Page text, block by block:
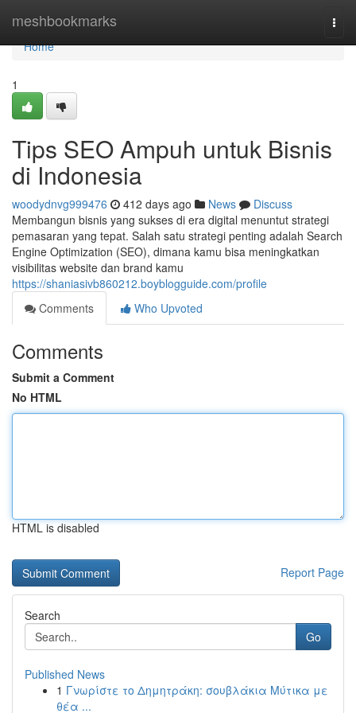
meshbookmarks
Home
Home
1
Tips SEO Ampuh untuk Bisnis
di Indonesia
woodydnvg999476 412 days ago News
Discuss
Membangun bisnis yang sukses di era digital menuntut strategi
pemasaran yang tepat. Salah satu strategi penting adalah Search
Engine Optimization (SEO), dimana kamu bisa meningkatkan
visibilitas website dan brand kamu
https://shaniasivb860212.boyblogguide.com/profile
Comments
Who Upvoted
Comments
Submit a Comment
No HTML
HTML is disabled
Report Page
Search
Go
Published News
1 Γνωρίστε το Δημητράκη: σουβλάκια Μύτικα με
θέα ...